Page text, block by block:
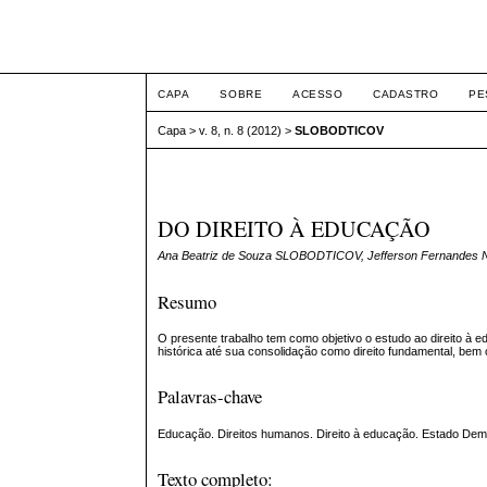
CAPA SOBRE ACESSO CADASTRO
Capa >v. 8, n. 8 (2012) >SLOBODTICOV
DO DIREITO À EDUCAÇÃO
Ana Beatriz de Souza SLOBODTICOV, Jefferson Fernandes
Resumo
O presente trabalho tem como objetivo o estudo ao direito à
histórica até sua consolidação como direito fundamental,
Palavras-chave
Educação. Direitos humanos. Direito à educação. Estado
Texto completo: